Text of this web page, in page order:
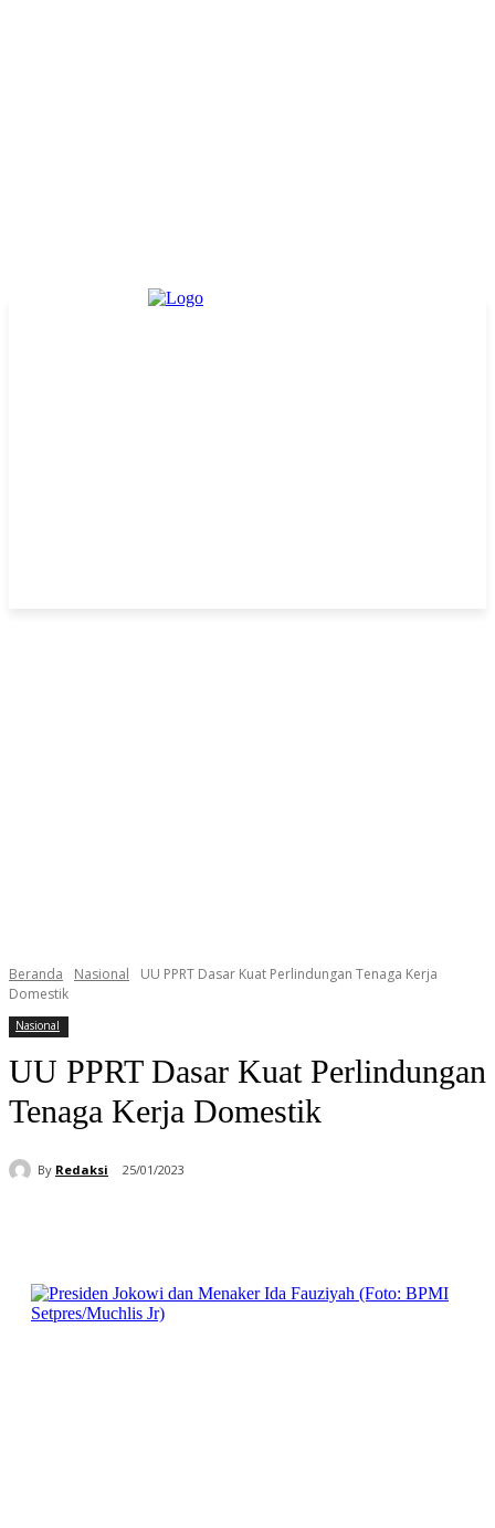
Beranda Nasional
UU PPRT Dasar Kuat Perlindungan Tenaga Kerja
Domestik
Nasional
UU PPRT Dasar Kuat Perlindungan
Tenaga Kerja Domestik
By Redaksi 25/01/2023